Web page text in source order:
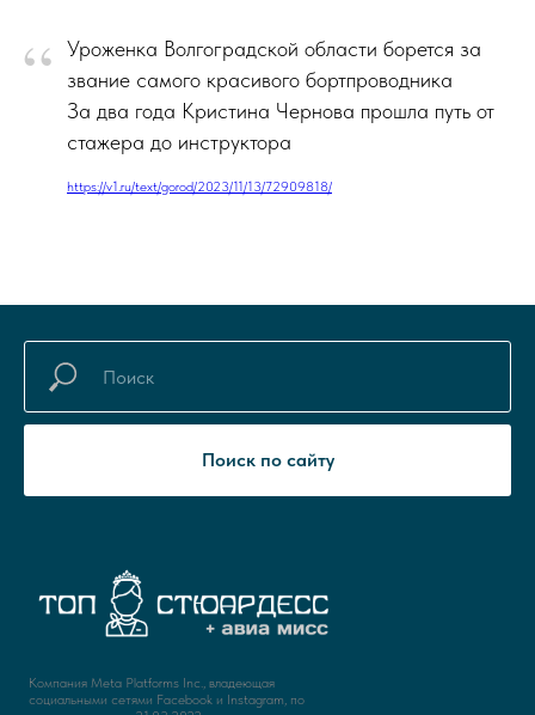
“
Уроженка Волгоградской области борется за
звание самого красивого бортпроводника
За два года Кристина Чернова прошла путь от
стажера до инструктора
https://v1.ru/text/gorod/2023/11/13/72909818/
Поиск по сайту
Компания Meta Platforms Inc., владеющая
социальными сетями Facebook и Instagram, по